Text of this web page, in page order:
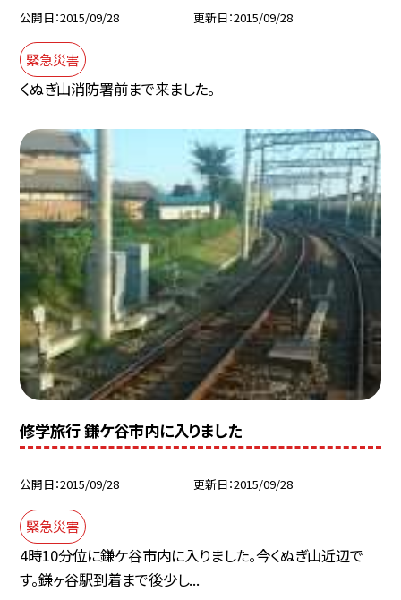
公開日 2015/09/28 更新日 2015/09/28
緊急災害
くぬぎ山消防署前まで来ました。
修学旅行 鎌ケ谷市内に入りました
公開日 2015/09/28 更新日 2015/09/28
緊急災害
4時10分位に鎌ケ谷市内に入りました。今くぬぎ山近辺で
す。鎌ヶ谷駅到着まで後少し...